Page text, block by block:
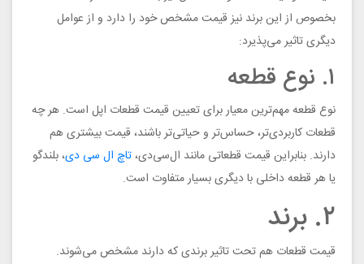
بخصوص از این برند نیز قیمت مشخص خود را دارد و از عوامل
دیگری تاثیر می‌پذیرد:
۱. نوع قطعه
نوع قطعه مهم‌ترین معیار برای تعیین قیمت قطعات اپل است. هر چه
قطعات کاربردی‌تر، حساس‌تر و حیاتی‌تر باشند، قیمت بیشتری هم
دارند. بنابراین قیمت قطعاتی مانند ال‌سی‌دی، تاچ ال‌ سی ‌دی، بلندگو
یا هر قطعه داخلی با دیگری بسیار متفاوت است.
۲. برند
قیمت قطعات هم تحت تاثیر برندی که دارند مشخص می‌شوند.